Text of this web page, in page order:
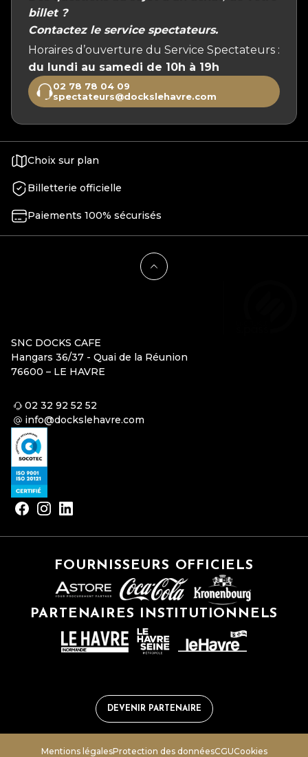
billet ?
Contactez le service spectateurs.
Horaires d’ouverture du Service Spectateurs :
du lundi au samedi de 10h à 19h
02 78 78 04 09
spectateurs@dockslehavre.com
Choix sur plan
Billetterie officielle
Paiements 100% sécurisés
SNC DOCKS CAFE
Hangars 36/37 - Quai de la Réunion
76600 – LE HAVRE
02 32 92 52 52
info@dockslehavre.com
FOURNISSEURS OFFICIELS
PARTENAIRES INSTITUTIONNELS
DEVENIR PARTENAIRE
Mentions légalesProtection des donnéesCGUCookies